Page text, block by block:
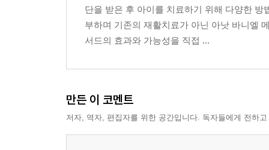
단을 받은 후 아이를 치료하기 위해 다양한
부하며 기존의 재활치료가 아닌 아낫 바니엘
서드의 효과와 가능성을 직접 ...
만든 이 코멘트
저자, 역자, 편집자를 위한 공간입니다. 독자들에게 전하